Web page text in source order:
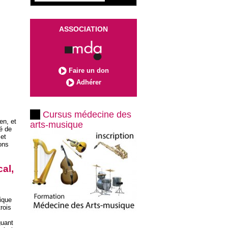
et
de
ASSOCIATION
Faire un don
Adhérer
Cursus médecine des
arts-musique